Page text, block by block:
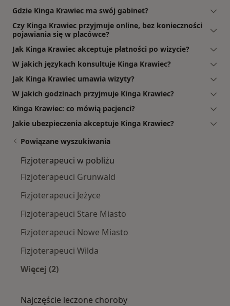
Gdzie Kinga Krawiec ma swój gabinet?
Czy Kinga Krawiec przyjmuje online, bez konieczności
pojawiania się w placówce?
Jak Kinga Krawiec akceptuje płatności po wizycie?
W jakich językach konsultuje Kinga Krawiec?
Jak Kinga Krawiec umawia wizyty?
W jakich godzinach przyjmuje Kinga Krawiec?
Kinga Krawiec: co mówią pacjenci?
Jakie ubezpieczenia akceptuje Kinga Krawiec?
Powiązane wyszukiwania
Fizjoterapeuci w pobliżu
Fizjoterapeuci Grunwald
Fizjoterapeuci Jeżyce
Fizjoterapeuci Stare Miasto
Fizjoterapeuci Nowe Miasto
Fizjoterapeuci Wilda
Więcej (2)
Najczęście leczone choroby